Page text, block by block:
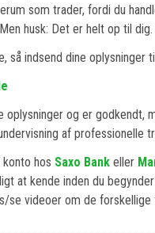
som trader, fordi du
husk: Det er helt op til
så indsend dine oplysninger
oplysninger og er godkendt,
af professionelle
hos Saxo Bank eller
at kende inden du
videoer om de forskellige